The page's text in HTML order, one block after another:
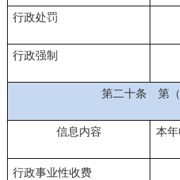
行政处罚
行政强制
第二十条 第
信息内容 本年
行政事业性收费